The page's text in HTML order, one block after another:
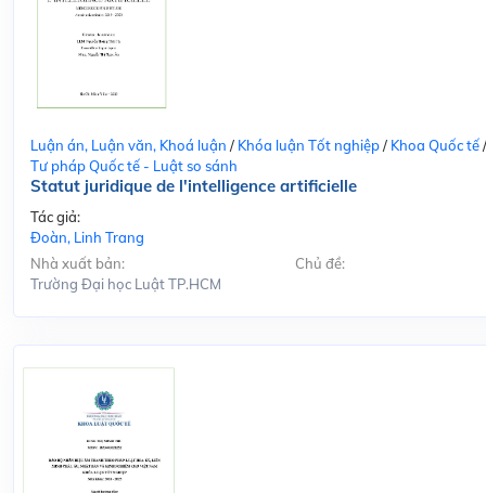
Luận án, Luận văn, Khoá luận / Khóa luận Tốt nghiệp/ Khoa Quốc tế/
Tư pháp Quốc tế - Luật so sánh
Statut juridique de l'intelligence artificielle
Tác giả:
Đoàn, Linh Trang
Nhà xuất bản:
Trường Đại học Luật TP.HCM
Chủ đề: